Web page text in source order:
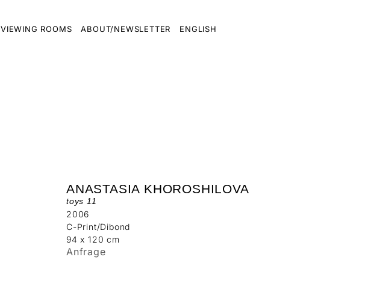
VIEWING ROOMS ABOUT/NEWSLETTER ENGLISH
ANASTASIA KHOROSHILOVA
toys 11
2006
C-Print/Dibond
94 x 120 cm
Anfrage